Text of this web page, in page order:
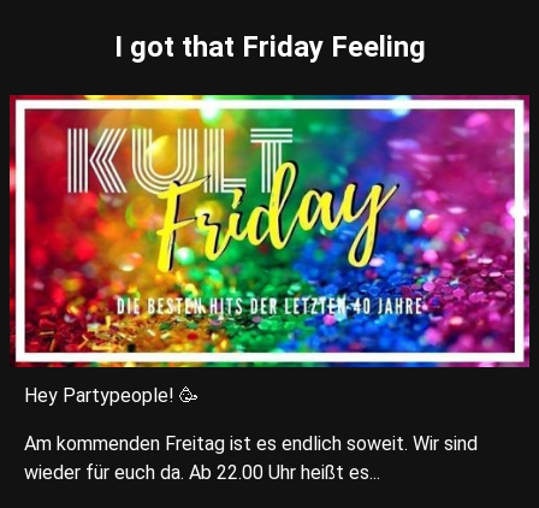
I got that Friday Feeling
Hey Partypeople! 🥳
Am kommenden Freitag ist es endlich soweit. Wir sind
wieder für euch da. Ab 22.00 Uhr heißt es...